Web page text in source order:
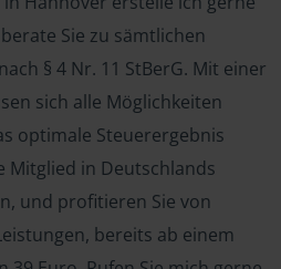
Sie zu sämtlichen
§ 4 Nr. 11 StBerG. Mit einer
sich alle Möglichkeiten
optimale Steuerergebnis
Mitglied in Deutschlands
und profitieren Sie von
bereits ab einem